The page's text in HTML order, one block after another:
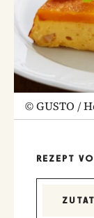
©GUSTO /
REZEPT